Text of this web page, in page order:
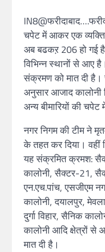
चपेट में आकर एक व्यक्ति
अब बढकऱ 206 हो गई
विभिन्न स्थानों से आए
संक्रमण को मात दी है।
अनुसार आजाद कालोनी
अन्य बीमारियों की
नगर निगम की टीम ने
के तहत कर दिया।
यह संक्रमित क्रमश:
कालोनी, सैक्टर-21,
एन.एच.पांच, एसजीएम
कालोनी, दयालपुर,
दुर्गा विहार, सैनिक
कालोनी आदि क्षेत्रों
मात दी है।